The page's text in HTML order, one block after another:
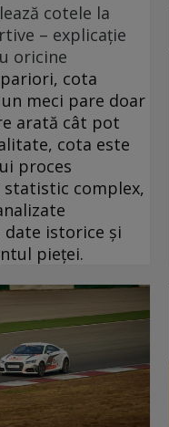
cotele la
– explicație
oricine
cota
meci pare doar
arată cât pot
cota este
proces
complex,
istorice și
pieței.